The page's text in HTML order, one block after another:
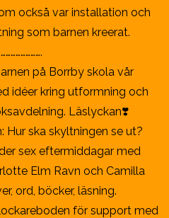
också var installation och
som barnen kreerat.
på Borrby skola vår
idéer kring utformning och
Läslyckan❣️
Hur ska skyltningen se ut?
sex eftermiddagar med
Elm Ravn och Camilla
ord, böcker, läsning.
för support med